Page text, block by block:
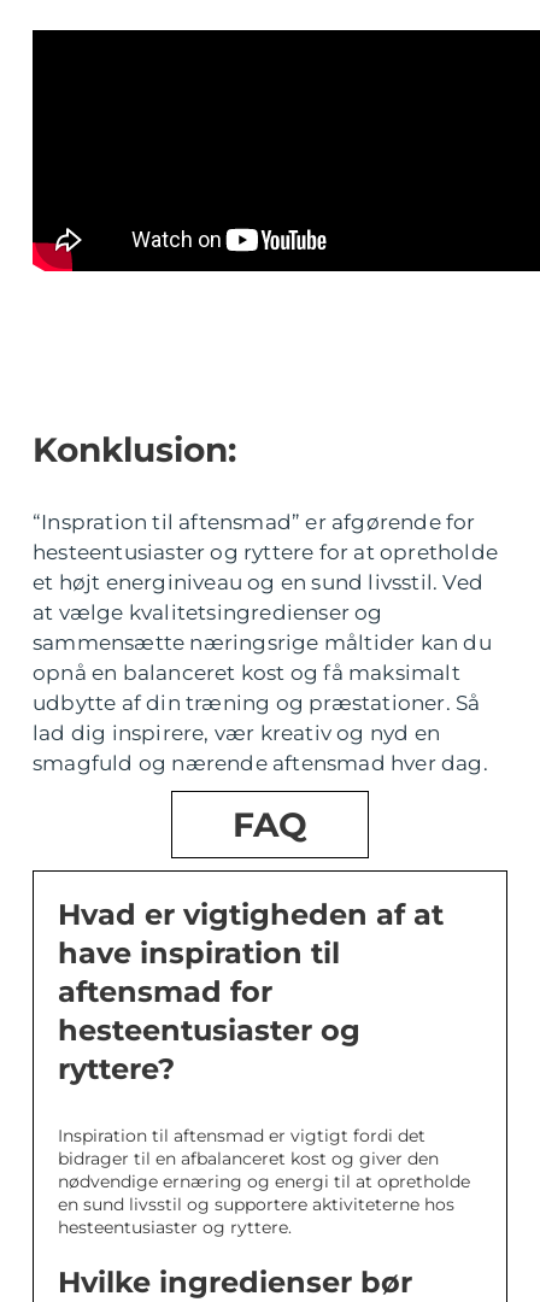
Konklusion:
“Inspration til aftensmad” er afgørende for
hesteentusiaster og ryttere for at opretholde
et højt energiniveau og en sund livsstil. Ved
at vælge kvalitetsingredienser og
sammensætte næringsrige måltider kan du
opnå en balanceret kost og få maksimalt
udbytte af din træning og præstationer. Så
lad dig inspirere, vær kreativ og nyd en
smagfuld og nærende aftensmad hver dag.
FAQ
Hvad er vigtigheden af at
have inspiration til
aftensmad for
hesteentusiaster og
ryttere?
Inspiration til aftensmad er vigtigt fordi det
bidrager til en afbalanceret kost og giver den
nødvendige ernæring og energi til at opretholde
en sund livsstil og supportere aktiviteterne hos
hesteentusiaster og ryttere.
Hvilke ingredienser bør